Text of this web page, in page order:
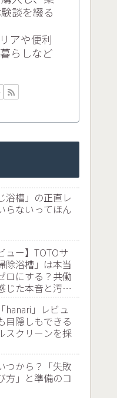
談を綴る
アや便利
らしなど
浴槽」の正直レ
らないってほん
ュー】TOTOサ
除浴槽」は本当
ロにする？共働
じた本音と汚れ
hanari」レビュ
目隠しもできる
スクリーンを採
つから？「失敗
方」と準備のコ